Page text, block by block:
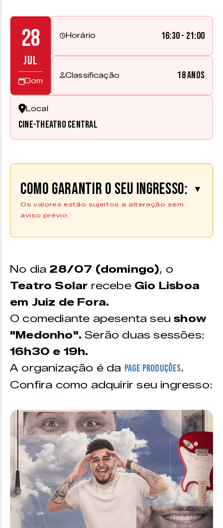
28
JUL
Dom
Horário 16:30 - 21:00
Classificação 18 anos
Local
Cine-Theatro Central
Como garantir o seu ingresso: ▼
Os valores estão sujeitos a alteração sem
aviso prévio.
*Os ingressos também podem ser adquiridos no ponto de
venda do Zine Cultural
Plateia
Inteira –R$ 90
Promocional –R$ 70 + 1kg de alimento
Meia-entrada –R$ 45
Inteira –R$ 80
Promocional – R$ 60 + 1kg de alimento
Meia-entrada –R$ 40
Camarote
Inteira –R$ 80
Promocional – R$ 60 + 1kg de alimento
Meia-entrada –
No dia 28/07 (domingo), o
Teatro Solar recebe Gio Lisboa
em Juiz de Fora.
O comediante apesenta seu show
"Medonho".Serão duas sessões:
16h30 e 19h.
A organização é da Page Produções.
Confira como adquirir seu ingresso: